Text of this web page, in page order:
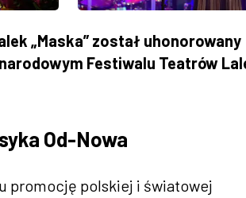
„Maska” został uhonorowany
Festiwalu Teatrów
Od-Nowa
promocję polskiej i światowej